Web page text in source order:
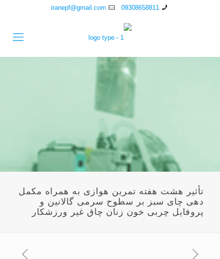
09308658811
iranepf@gmail.com
تأثیر هشت هفته تمرین هوازی به همراه مکمل
دهی چای سبز بر سطوح سرمی گالانین و
پروفایل چربی خون زنان چاق غیر ورزشکار